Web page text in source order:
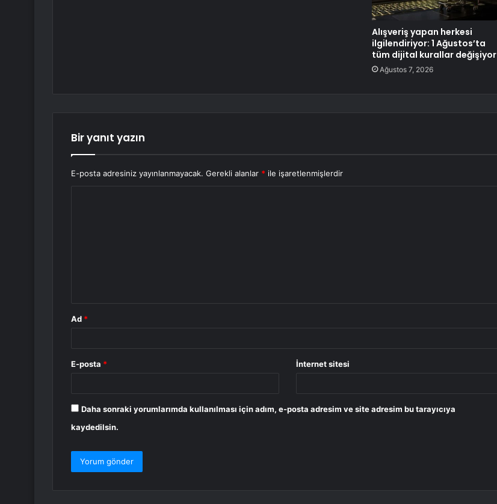
Alışveriş yapan herkesi
ilgilendiriyor: 1 Ağustos’ta
tüm dijital kurallar değişiyor
Ağustos 7, 2026
Bir yanıt yazın
E-posta adresiniz yayınlanmayacak. Gerekli alanlar * ile işaretlenmişlerdir
Ad *
E-posta * İnternet sitesi
Daha sonraki yorumlarımda kullanılması için adım, e-posta adresim ve site adresim bu tarayıcıya
kaydedilsin.